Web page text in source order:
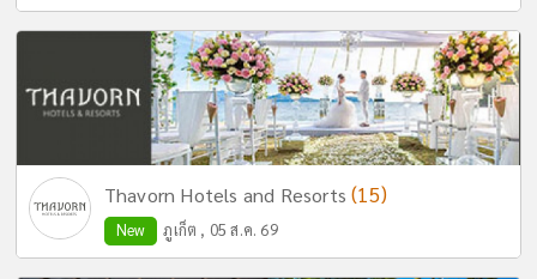
Thavorn Hotels and Resorts(15)
New ภูเก็ต , 05 ส.ค. 69